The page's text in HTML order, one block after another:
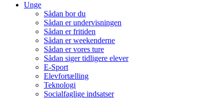
Unge
Sådan bor du
Sådan er undervisningen
Sådan er fritiden
Sådan er weekenderne
Sådan er vores ture
Sådan siger tidligere elever
E-Sport
Elevfortælling
Teknologi
Socialfaglige indsatser